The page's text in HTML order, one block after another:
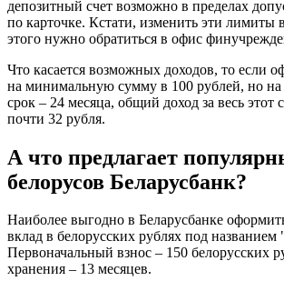
депозитный счет возможно в пределах
по карточке. Кстати, изменить эти лимиты
этого нужно обратиться в офис
Что касается возможных доходов, то если
на минимальную сумму в 100 рублей, но
срок – 24 месяца, общий доход за весь этот
почти 32 рубля.
А что предлагает
белорусов Беларусбанк?
Наиболее выгодно в Беларусбанке
вклад в белорусских рублях под
Первоначальный взнос – 150 белорусских
хранения – 13 месяцев.